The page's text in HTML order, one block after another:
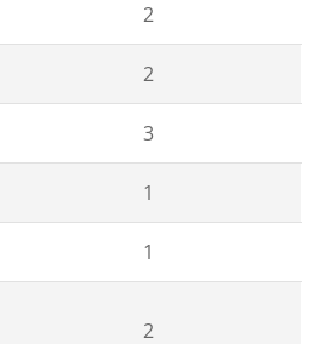
2
2
3
1
1
2